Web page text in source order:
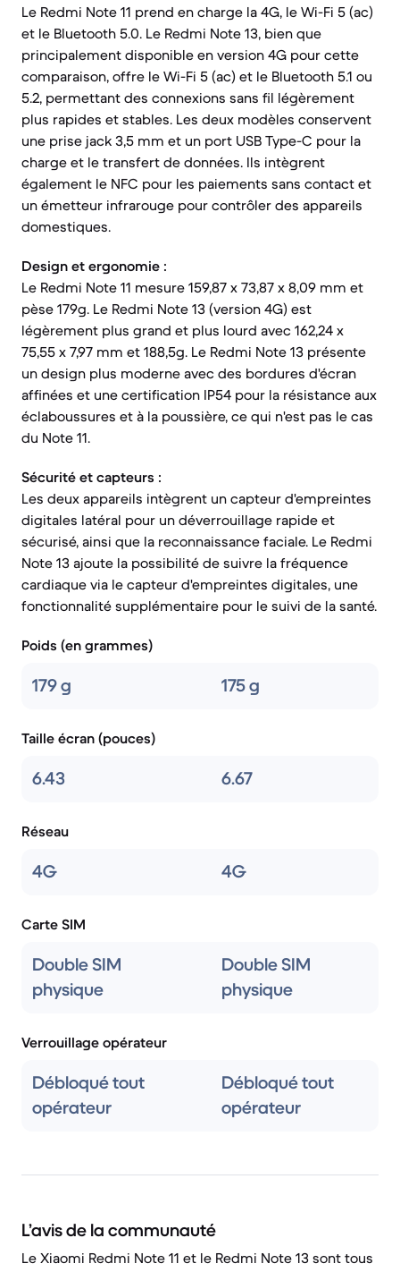
Le Redmi Note 11 prend en charge la 4G, le Wi-Fi 5 (ac)
et le Bluetooth 5.0. Le Redmi Note 13, bien que
principalement disponible en version 4G pour cette
comparaison, offre le Wi-Fi 5 (ac) et le Bluetooth 5.1 ou
5.2, permettant des connexions sans fil légèrement
plus rapides et stables. Les deux modèles conservent
une prise jack 3,5 mm et un port USB Type-C pour la
charge et le transfert de données. Ils intègrent
également le NFC pour les paiements sans contact et
un émetteur infrarouge pour contrôler des appareils
domestiques.
Design et ergonomie :
Le Redmi Note 11 mesure 159,87 x 73,87 x 8,09 mm et
pèse 179g. Le Redmi Note 13 (version 4G) est
légèrement plus grand et plus lourd avec 162,24 x
75,55 x 7,97 mm et 188,5g. Le Redmi Note 13 présente
un design plus moderne avec des bordures d'écran
affinées et une certification IP54 pour la résistance aux
éclaboussures et à la poussière, ce qui n'est pas le cas
du Note 11.
Sécurité et capteurs :
Les deux appareils intègrent un capteur d'empreintes
digitales latéral pour un déverrouillage rapide et
sécurisé, ainsi que la reconnaissance faciale. Le Redmi
Note 13 ajoute la possibilité de suivre la fréquence
cardiaque via le capteur d'empreintes digitales, une
fonctionnalité supplémentaire pour le suivi de la santé.
Poids (en grammes)
179 g 175 g
Taille écran (pouces)
6.43 6.67
Réseau
4G 4G
Carte SIM
Double SIM
physique
Double SIM
physique
Verrouillage opérateur
Débloqué tout
opérateur
Débloqué tout
opérateur
L’avis de la communauté
Le Xiaomi Redmi Note 11 et le Redmi Note 13 sont tous